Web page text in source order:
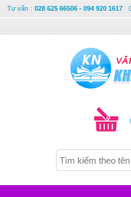
Tư vấn : 028 625 66506 - 094 920 1617